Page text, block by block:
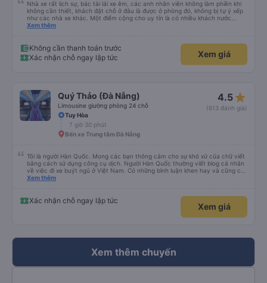
Nhà xe rất lịch sự, bác tài lái xe êm, các anh nhân viên không làm phiền khi
không cần thiết, khách đặt chỗ ở đâu là được ở phòng đó, không bị tự ý xếp
như các nhà xe khác. Một điểm cộng cho uy tín là có nhiều khách nước
Xem thêm
Không cần thanh toán trước
Xác nhận chỗ ngay lập tức
Xem giá
Quý Thảo (Đà Nẵng)
Limousine giường phòng 24 chỗ
4.5 star_rate
(613 đánh giá)
Tuy Hòa
7 giờ 30 phút
Bến xe Trung tâm Đà Nẵng
Tôi là người Hàn Quốc. Mong các bạn thông cảm cho sự khó xử của chữ viết
bằng cách sử dụng công cụ dịch. Người Hàn Quốc thường viết blog cá nhân
về việc đi xe buýt ngủ ở Việt Nam. Có những bình luận khen hay và cũng có
những bình luận khen vất vả nên tôi đã rất lo lắng. Đó là một sự lo lắng vô
를 보시게 되는 한국분들께 정보를 드리자면 저는 다낭에서 꾸이년가는 버스를 탔습
니다. 같은 회사라도 버스마다 퀄리티가 다른지는 모르겠는데, 제가 탄 버스는 쾌적
하고 좋았어요. 자리 넓찍하고 베개 이불 깨끗합니다. 뭐 경적소리야 베트남에서는
Xem thêm
Xác nhận chỗ ngay lập tức
Xem giá
Xem thêm chuyến